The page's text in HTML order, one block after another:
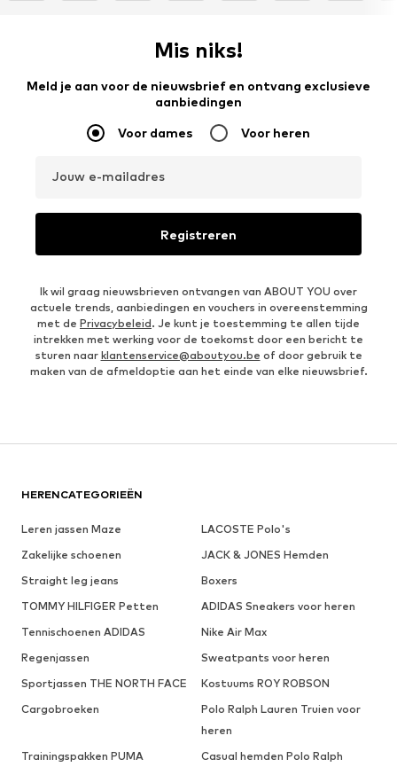
Mis niks!
Meld je aan voor de nieuwsbrief en ontvang exclusieve
aanbiedingen
Voor dames Voor heren
Jouw e-mailadres
Registreren
Ik wil graag nieuwsbrieven ontvangen van ABOUT YOU over
actuele trends, aanbiedingen en vouchers in overeenstemming
met de Privacybeleid. Je kunt je toestemming te allen tijde
intrekken met werking voor de toekomst door een bericht te
sturen naar klantenservice@aboutyou.be of door gebruik te
maken van de afmeldoptie aan het einde van elke nieuwsbrief.
HERENCATEGORIEËN
Leren jassen Maze
LACOSTE Polo's
Zakelijke schoenen
JACK & JONES Hemden
Straight leg jeans
Boxers
TOMMY HILFIGER Petten
ADIDAS Sneakers voor heren
Tennischoenen ADIDAS
Nike Air Max
Regenjassen
Sweatpants voor heren
Sportjassen THE NORTH FACE
Kostuums ROY ROBSON
Cargobroeken
Polo Ralph Lauren Truien voor
heren
Trainingspakken PUMA
Casual hemden Polo Ralph